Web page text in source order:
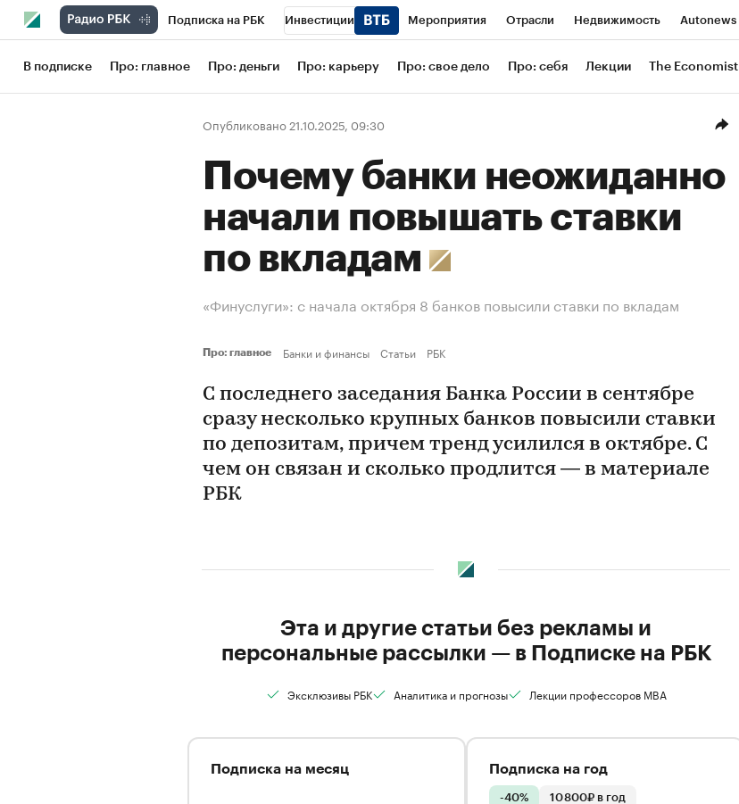
Подписка на РБК Инвестиции Мероприятия Отрасли Недвижимость Autonews
Школа управления РБК РБК Образование РБК Life Тренды Визионеры
Рынок наличной валюты
В подписке Про: главное Про: деньги Про: карьеру Про: свое дело Про: себя Лекции The Economist
Опубликовано 21.10.2025, 09:30
Почему банки неожиданно
начали повышать ставки
по вкладам
«Финуслуги»: с начала октября 8 банков повысили ставки по вкладам
Про: главное Банки и финансы Статьи РБК
С последнего заседания Банка России в сентябре
сразу несколько крупных банков повысили ставки
по депозитам, причем тренд усилился в октябре. С
чем он связан и сколько продлится — в материале
РБК
Эта и другие статьи без рекламы и
персональные рассылки — в Подписке на РБК
Эксклюзивы РБК Аналитика и прогнозы Лекции профессоров MBA
Подписка на месяц Подписка на год
-40% 10 800₽ в год